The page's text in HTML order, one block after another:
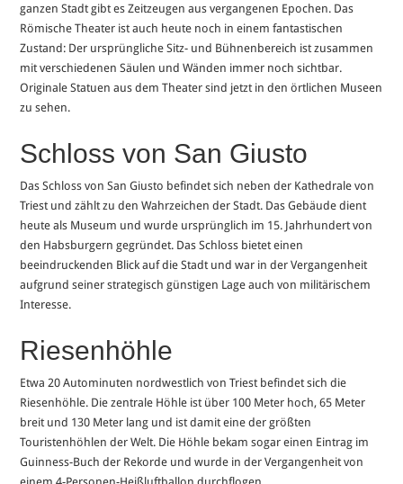
ganzen Stadt gibt es Zeitzeugen aus vergangenen Epochen. Das
Römische Theater ist auch heute noch in einem fantastischen
Zustand: Der ursprüngliche Sitz- und Bühnenbereich ist zusammen
mit verschiedenen Säulen und Wänden immer noch sichtbar.
Originale Statuen aus dem Theater sind jetzt in den örtlichen Museen
zu sehen.
Schloss von San Giusto
Das Schloss von San Giusto befindet sich neben der Kathedrale von
Triest und zählt zu den Wahrzeichen der Stadt. Das Gebäude dient
heute als Museum und wurde ursprünglich im 15. Jahrhundert von
den Habsburgern gegründet. Das Schloss bietet einen
beeindruckenden Blick auf die Stadt und war in der Vergangenheit
aufgrund seiner strategisch günstigen Lage auch von militärischem
Interesse.
Riesenhöhle
Etwa 20 Autominuten nordwestlich von Triest befindet sich die
Riesenhöhle. Die zentrale Höhle ist über 100 Meter hoch, 65 Meter
breit und 130 Meter lang und ist damit eine der größten
Touristenhöhlen der Welt. Die Höhle bekam sogar einen Eintrag im
Guinness-Buch der Rekorde und wurde in der Vergangenheit von